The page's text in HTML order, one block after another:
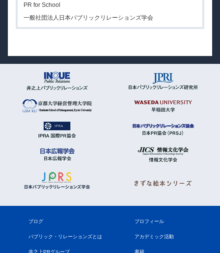
PR for School
一般社団法人日本パブリックリレーションズ学会
ブログ プロフィール
パブリック・リレーションズとは アカデミック活動
井之上PRグループ 書籍